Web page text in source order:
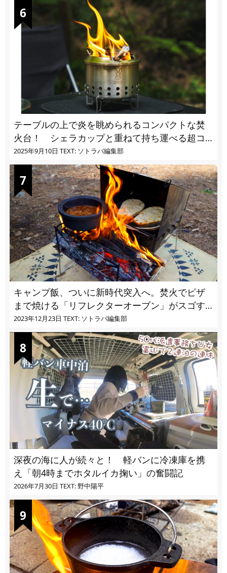
テーブルの上で炎を眺められるコンパクトな焚
火台！ シェラカップと重ねて持ち運べる超コ
ンパクト収納
2025年9月10日 TEXT: ソトラバ編集部
キャンプ飯、ついに新時代突入へ。焚火でピザ
まで焼ける「リフレクターオーブン」がスゴす
ぎる
2023年12月23日 TEXT: ソトラバ編集部
深夜の海に人が続々と！ 軽バンに冷凍庫を携
え「朝4時までホタルイカ掬い」の奮闘記
2026年7月30日 TEXT: 野中陽平